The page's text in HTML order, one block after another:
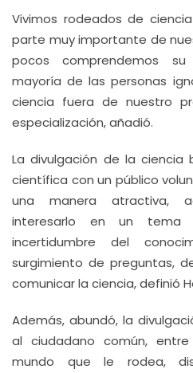
Vivimos rodeados de
parte muy importante de
pocos comprendemos
mayoría de las personas
ciencia fuera de nuestro
especialización, añadió.
La divulgación de la ciencia
científica con un público
una manera atractiva,
interesarlo en un tema
incertidumbre del
surgimiento de preguntas,
comunicar la ciencia, definió
Además, abundó, la
al ciudadano común,
mundo que le rodea,